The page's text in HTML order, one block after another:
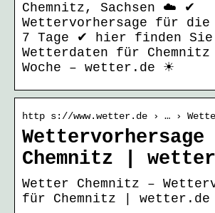
Chemnitz, Sachsen ☁️ ✔
Wettervorhersage für die
7 Tage ✔ hier finden
Wetterdaten für
Woche – wetter.de ☀
http s://www.wetter.de › … ›
Chemnitz |
Wetter Chemnitz –
für Chemnitz | wetter.de